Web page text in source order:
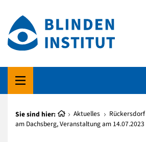
Sie sind hier: Aktuelles Rückersdorf
am Dachsberg, Veranstaltung am 14.07.2023